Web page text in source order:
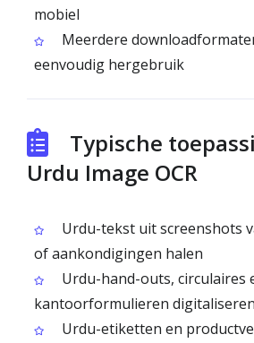
mobiel
Meerdere
eenvoudig hergebruik
Typische
Urdu Image OCR
Urdu-tekst uit screenshots
of aankondigingen halen
Urdu-hand-outs, circulaires
kantoorformulieren digitaliseren
Urdu-etiketten en